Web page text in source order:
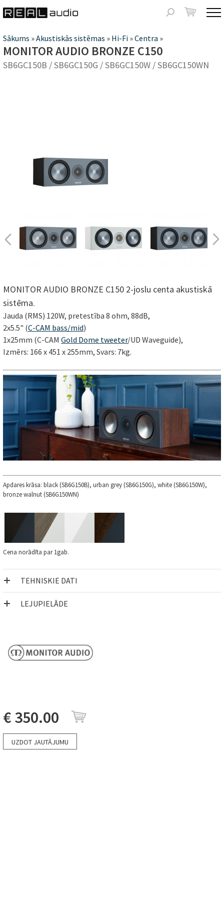
Meklēšanas
Jūs
atrodaties
Sākums »Akustiskās sistēmas » Hi-Fi »Centra »
MONITOR AUDIO BRONZE C150
SB6GC150B / SB6GC150G / SB6GC150W / SB6GC150WN
MONITOR AUDIO BRONZE C150 2-joslu centa akustiskā
sistēma.
Jauda (RMS) 120W, pretestība 8 ohm, 88dB,
2x5.5" (C-CAM bass/mid)
1x25mm (C-CAM Gold Dome tweeter/UD Waveguide),
Izmērs: 166 x 451 x 255mm, Svars: 7kg.
Apdares krāsa: black (SB6G150B), urban grey (SB6G150G), white (SB6G150W),
bronze walnut (SB6G150WN)
Cena norādīta par 1gab.
TEHNISKIE DATI
LEJUPIELĀDE
€ 350.00
UZDOT JAUTĀJUMU